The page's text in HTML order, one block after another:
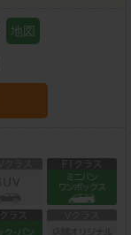
地図